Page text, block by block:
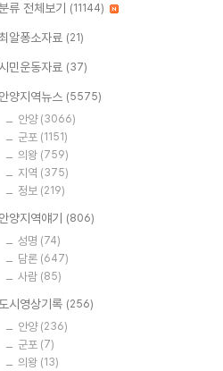
분류 전체보기 (11144)
최알퐁소자료 (21)
시민운동자료 (37)
안양지역뉴스 (5575)
안양 (3066)
군포 (1151)
의왕 (759)
지역 (375)
정보 (219)
안양지역얘기 (806)
성명 (74)
담론 (647)
사람 (85)
도시영상기록 (256)
안양 (236)
군포 (7)
의왕 (13)